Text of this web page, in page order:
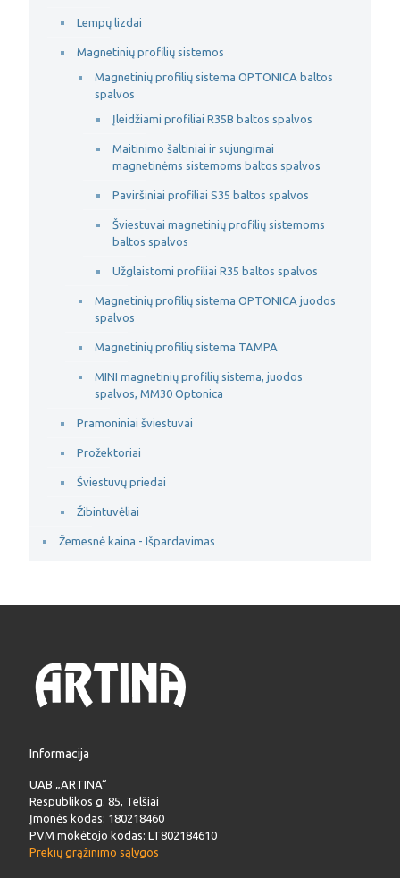
Lempų lizdai
Magnetinių profilių sistemos
Magnetinių profilių sistema OPTONICA baltos
spalvos
Įleidžiami profiliai R35B baltos spalvos
Maitinimo šaltiniai ir sujungimai
magnetinėms sistemoms baltos spalvos
Paviršiniai profiliai S35 baltos spalvos
Šviestuvai magnetinių profilių sistemoms
baltos spalvos
Užglaistomi profiliai R35 baltos spalvos
Magnetinių profilių sistema OPTONICA juodos
spalvos
Magnetinių profilių sistema TAMPA
MINI magnetinių profilių sistema, juodos
spalvos, MM30 Optonica
Pramoniniai šviestuvai
Prožektoriai
Šviestuvų priedai
Žibintuvėliai
Žemesnė kaina - Išpardavimas
Informacija
UAB „ARTINA“
Respublikos g. 85, Telšiai
Įmonės kodas: 180218460
PVM mokėtojo kodas: LT802184610
Prekių grąžinimo sąlygos